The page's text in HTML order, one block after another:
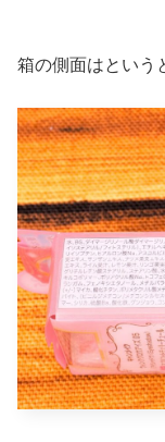
箱の側面はという